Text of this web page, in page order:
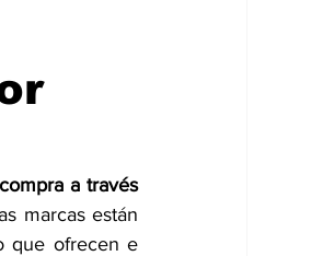
a través
marcas están
que ofrecen e